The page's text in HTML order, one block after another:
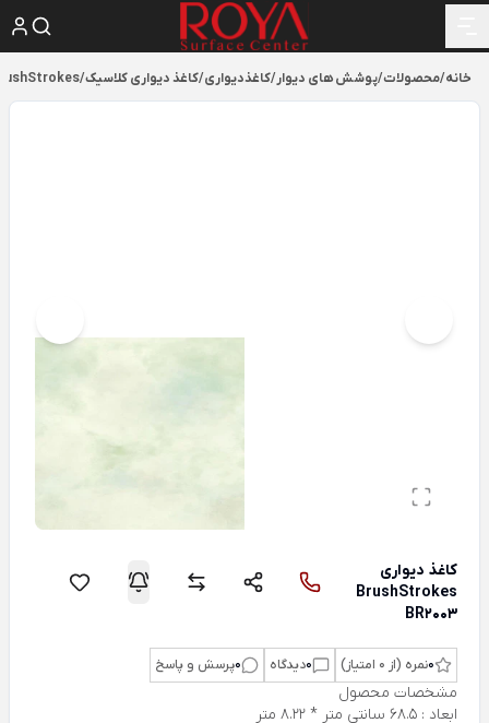
خانه/محصولات/پوشش های دیوار/کاغذدیواری/کاغذ دیواری کلاسیک/
کاغذ دیواری
BrushStrokes
BR2003
0نمره (از 0 امتیاز) 0دیدگاه 0پرسش و پاسخ
مشخصات محصول
ابعاد : 68.5 سانتی متر * 8.22 متر